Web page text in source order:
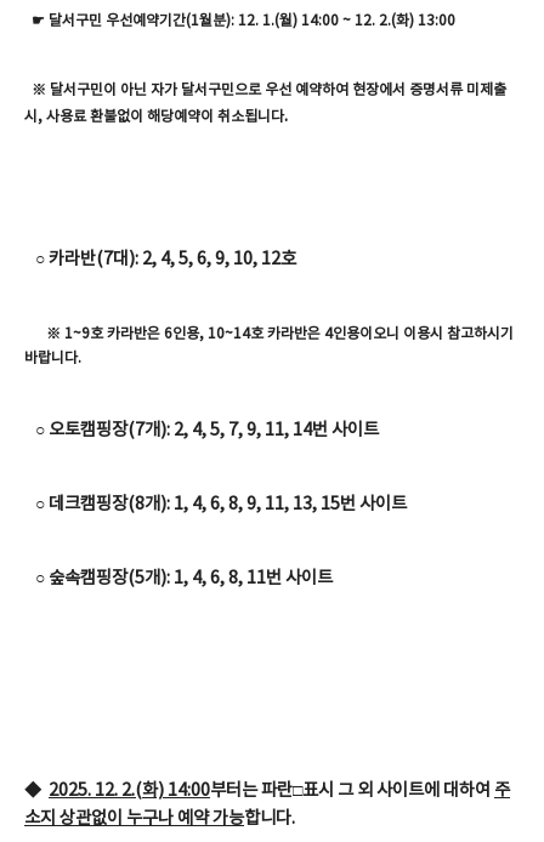
☛ 달서구민 우선예약기간(1월분): 12. 1.(월) 14:00 ~ 12. 2.(화) 13:00
※ 달서구민이 아닌 자가 달서구민으로 우선 예약하여 현장에서 증명서류 미제출
시 , 사용료 환불없이 해당예약이 취소됩니다.
○ 카라반(7대): 2, 4, 5, 6, 9, 10, 12호
※ 1~9호 카라반은 6인용, 10~14호 카라반은 4인용이오니 이용시 참고하시기
바랍니다.
○ 오토캠핑장(7개): 2, 4, 5, 7, 9, 11, 14번 사이트
○ 데크캠핑장(8개): 1, 4, 6, 8, 9, 11, 13, 15번 사이트
○ 숲속캠핑장(5개): 1, 4, 6, 8, 11번 사이트
◆ 2025. 12. 2.(화) 14:00부터는파란□표시 그 외 사이트에 대하여 주
소지 상관없이 누구나 예약 가능합니다.